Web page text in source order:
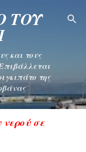
ΤΟΥ
και τους
της
σε